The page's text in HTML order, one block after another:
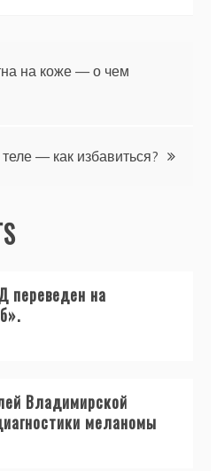
на коже — о чем
— как избавиться?
переведен на
Владимирской
меланомы